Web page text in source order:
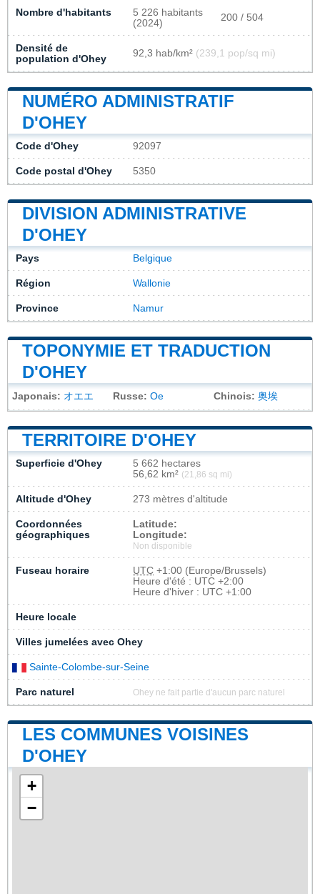
Nombre d'habitants
5 226 habitants
(2024)
200 / 504
Densité de
population d'Ohey
92,3 hab/km² (239,1 pop/sq mi)
NUMÉRO ADMINISTRATIF
D'OHEY
Code d'Ohey 92097
Code postal d'Ohey 5350
DIVISION ADMINISTRATIVE
D'OHEY
Pays Belgique
Région Wallonie
Province Namur
TOPONYMIE ET TRADUCTION
D'OHEY
Japonais: オエエ Russe: Ое Chinois: 奥埃
TERRITOIRE D'OHEY
Superficie d'Ohey
5 662 hectares
56,62 km² (21,86 sq mi)
Altitude d'Ohey 273 mètres d'altitude
Coordonnées
géographiques
Latitude:
Longitude:
Non disponible
Fuseau horaire UTC +1:00 (Europe/Brussels)
Heure d'été : UTC +2:00
Heure d'hiver : UTC +1:00
Heure locale
Villes jumelées avec Ohey
Sainte-Colombe-sur-Seine
Parc naturel Ohey ne fait partie d'aucun parc naturel
LES COMMUNES VOISINES
D'OHEY
+
−